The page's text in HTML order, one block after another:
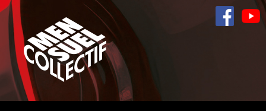
Aller au
contenu
principal